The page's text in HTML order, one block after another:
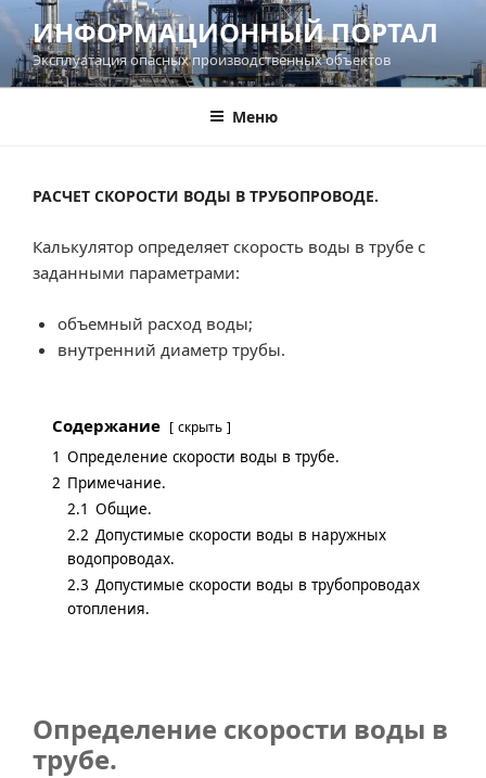
Перейти
содержимому
ИНФОРМАЦИОННЫЙ ПОРТАЛ
Эксплуатация опасных производственных объектов
Меню
РАСЧЕТ СКОРОСТИ ВОДЫ В ТРУБОПРОВОДЕ.
Калькулятор определяет скорость воды в трубе с
заданными параметрами:
объемный расход воды;
внутренний диаметр трубы.
Содержание скрыть
1 Определение скорости воды в трубе.
2 Примечание.
2.1 Общие.
2.2 Допустимые скорости воды в наружных
водопроводах.
2.3 Допустимые скорости воды в трубопроводах
отопления.
Определение скорости воды в
трубе.